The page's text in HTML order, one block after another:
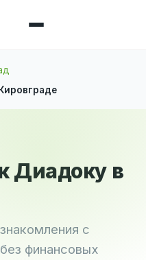
Диадоку в
с
финансовых